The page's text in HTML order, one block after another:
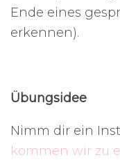
Ende eines
erkennen).
Übungsidee
Nimm dir ein
kommen wir zu